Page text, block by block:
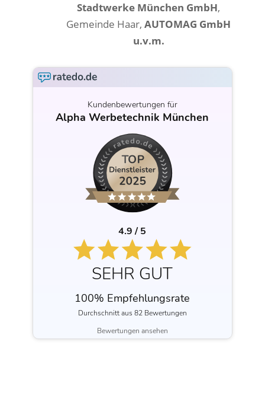
Stadtwerke München GmbH,
Gemeinde Haar,AUTOMAG GmbH
u.v.m.
Kundenbewertungen für
Alpha Werbetechnik München
4.9 / 5
SEHR GUT
100% Empfehlungsrate
Durchschnitt aus 82 Bewertungen
Bewertungen ansehen